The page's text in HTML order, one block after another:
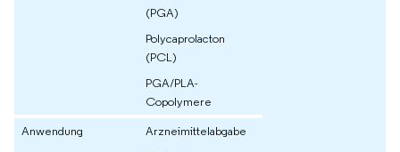
(PGA)
Polycaprolacton
(PCL)
PGA/PLA-
Copolymere
Anwendung
Arzneimittelabgabe